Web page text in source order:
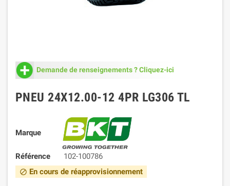
Demande de renseignements ? Cliquez-ici
PNEU 24X12.00-12 4PR LG306 TL
Marque
Référence 102-100786
block En cours de réapprovisionnement